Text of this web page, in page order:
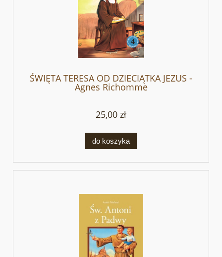
ŚWIĘTA TERESA OD DZIECIĄTKA JEZUS -
Agnes Richomme
25,00 zł
do koszyka